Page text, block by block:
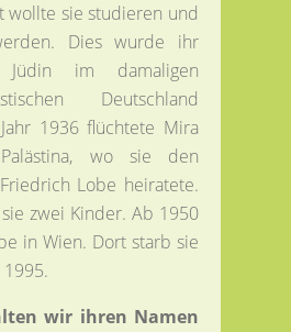
wollte sie studieren und
Dies wurde ihr
im damaligen
Deutschland
1936 flüchtete Mira
wo sie den
Lobe heiratete.
zwei Kinder. Ab 1950
in Wien. Dort starb sie
wir ihren Namen